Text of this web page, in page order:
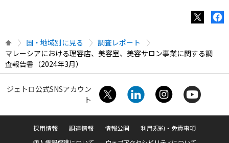
国・地域別に見る
調査レポート
マレーシアにおける理容店、美容室、美容サロン事業に関する調
査報告書（2024年3月）
ジェトロ公式SNSアカウン
ト
採用情報 調達情報 情報公開
利用規約・免責事項